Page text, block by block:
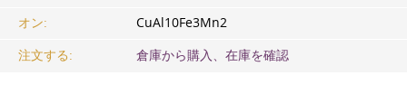
オン:
CuAl10Fe3Mn2
注文する:
倉庫から購入、在庫を確認